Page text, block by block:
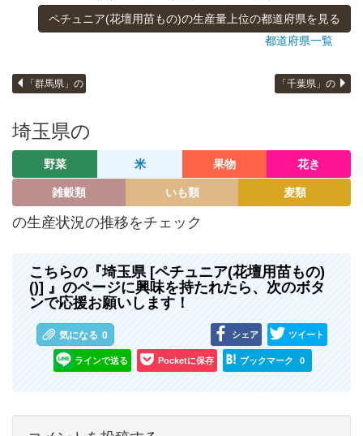
ペチュニア(花壇用苗もの)の生産量上位の都道府県を見る
都道府県一覧
「群馬県」の 「千葉県」の
埼玉県の
野菜 米 果物 花き
雑穀類 いも類 麦類
の生産状況の推移をチェック
こちらの『埼玉県 [ペチュニア(花壇用苗もの)
()] 』のページに興味を持たれたら、次のボタ
ンで応援お願いします！
気になる 0 シェア ツイート
ラインで送る Pocketに保存 ブックマーク 0